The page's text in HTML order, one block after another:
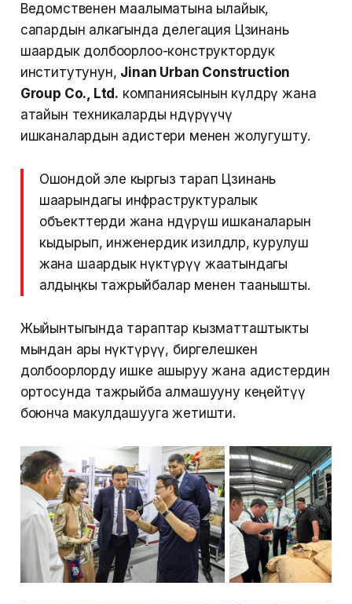
Ведомственен маалыматына ылайык,
сапардын алкагында делегация Цзинань
шаардык долбоорлоо-конструктордук
институтунун, Jinan Urban Construction
Group Co., Ltd. компаниясынын өкүлдөрү жана
атайын техникаларды өндүрүүчү
ишканалардын адистери менен жолугушту.
Ошондой эле кыргыз тарап Цзинань
шаарындагы инфраструктуралык
объекттерди жана өндүрүш ишканаларын
кыдырып, инженердик изилдөөлөр, курулуш
жана шаардык өнүктүрүү жаатындагы
алдыңкы тажрыйбалар менен таанышты.
Жыйынтыгында тараптар кызматташтыкты
мындан ары өнүктүрүү, биргелешкен
долбоорлорду ишке ашыруу жана адистердин
ортосунда тажрыйба алмашууну кеңейтүү
боюнча макулдашууга жетишти.